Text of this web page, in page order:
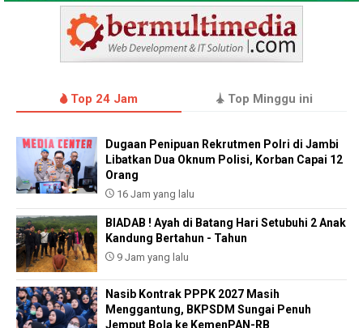
Top 24 Jam Top Minggu ini
Dugaan Penipuan Rekrutmen Polri di Jambi
Libatkan Dua Oknum Polisi, Korban Capai 12
Orang
16 Jam yang lalu
BIADAB ! Ayah di Batang Hari Setubuhi 2 Anak
Kandung Bertahun - Tahun
9 Jam yang lalu
Nasib Kontrak PPPK 2027 Masih
Menggantung, BKPSDM Sungai Penuh
Jemput Bola ke KemenPAN-RB